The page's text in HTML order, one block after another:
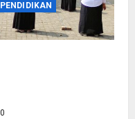
PENDIDIKAN
0